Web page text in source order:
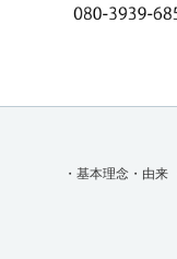
・基本理念・由来